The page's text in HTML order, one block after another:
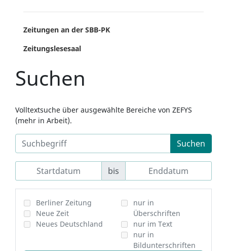
Zeitungen an der SBB-PK
Zeitungslesesaal
Suchen
Volltextsuche über ausgewählte Bereiche von ZEFYS
(mehr in Arbeit).
Suchen
bis
Berliner Zeitung
Neue Zeit
Neues Deutschland
nur in
Überschriften
nur im Text
nur in
Bildunterschriften